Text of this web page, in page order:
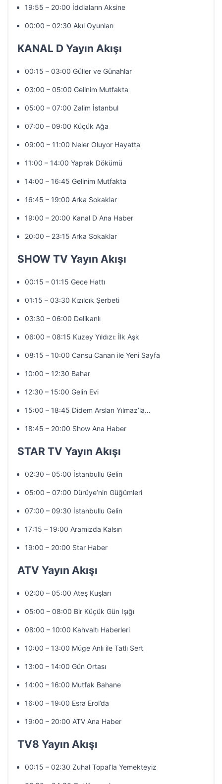
19:55 – 20:00 İddiaların Aksine
00:00 – 02:30 Akıl Oyunları
KANAL D Yayın Akışı
00:15 – 03:00 Güller ve Günahlar
03:00 – 05:00 Gelinim Mutfakta
05:00 – 07:00 Zalim İstanbul
07:00 – 09:00 Küçük Ağa
09:00 – 11:00 Neler Oluyor Hayatta
11:00 – 14:00 Yaprak Dökümü
14:00 – 16:45 Gelinim Mutfakta
16:45 – 19:00 Arka Sokaklar
19:00 – 20:00 Kanal D Ana Haber
20:00 – 23:15 Arka Sokaklar
SHOW TV Yayın Akışı
00:15 – 01:15 Gece Hattı
01:15 – 03:30 Kızılcık Şerbeti
03:30 – 06:00 Delikanlı
06:00 – 08:15 Kuzey Yıldızı: İlk Aşk
08:15 – 10:00 Cansu Canan ile Yeni Sayfa
10:00 – 12:30 Bahar
12:30 – 15:00 Gelin Evi
15:00 – 18:45 Didem Arslan Yılmaz’la…
18:45 – 20:00 Show Ana Haber
STAR TV Yayın Akışı
02:30 – 05:00 İstanbullu Gelin
05:00 – 07:00 Dürüye’nin Güğümleri
07:00 – 09:30 İstanbullu Gelin
17:15 – 19:00 Aramızda Kalsın
19:00 – 20:00 Star Haber
ATV Yayın Akışı
02:00 – 05:00 Ateş Kuşları
05:00 – 08:00 Bir Küçük Gün Işığı
08:00 – 10:00 Kahvaltı Haberleri
10:00 – 13:00 Müge Anlı ile Tatlı Sert
13:00 – 14:00 Gün Ortası
14:00 – 16:00 Mutfak Bahane
16:00 – 19:00 Esra Erol’da
19:00 – 20:00 ATV Ana Haber
TV8 Yayın Akışı
00:15 – 02:30 Zuhal Topal’la Yemekteyiz